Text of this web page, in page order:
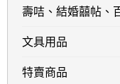
壽咭、結婚囍帖、
文具用品
特賣商品